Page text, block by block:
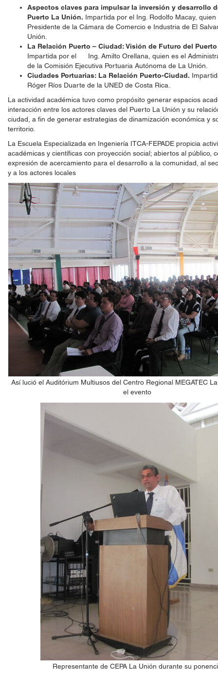
Aspectos claves para impulsar la inversión y desarrollo
Puerto La Unión. Impartida por el Ing. Rodolfo Macay, quien
Presidente de la Cámara de Comercio e Industria de El
Unión.
La Relación Puerto – Ciudad: Visión de Futuro del
Impartida por el Ing. Amilto Orellana, quien es el
de la Comisión Ejecutiva Portuaria Autónoma de La Unión.
Ciudades Portuarias: La Relación Puerto-Ciudad.
Róger Ríos Duarte de la UNED de Costa Rica.
La actividad académica tuvo como propósito generar espacios
interacción entre los actores claves del Puerto La Unión y su
ciudad, a fin de generar estrategias de dinamización económica y
territorio.
La Escuela Especializada en Ingeniería ITCA-FEPADE propicia
académicas y científicas con proyección social; abiertos al público,
expresión de acercamiento para el desarrollo a la comunidad, al
y a los actores locales
Así lució el Auditórium Multiusos del Centro Regional MEGATEC
el evento
Representante de CEPA La Unión durante su